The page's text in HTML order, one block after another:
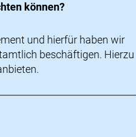
können?
und hierfür haben wir
beschäftigen. Hierzu